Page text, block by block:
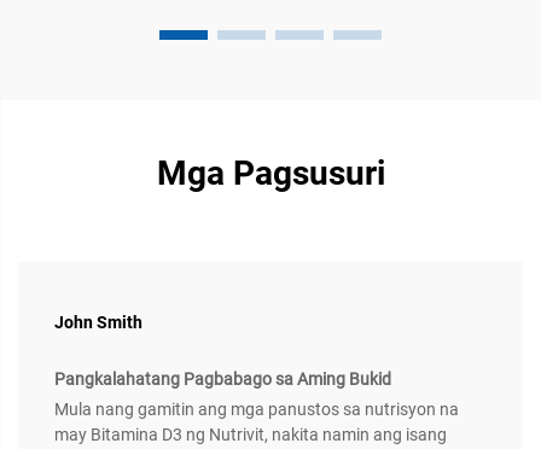
Mga Pagsusuri
John Smith
Pangkalahatang Pagbabago sa Aming Bukid
Mula nang gamitin ang mga panustos sa nutrisyon na
may Bitamina D3 ng Nutrivit, nakita namin ang isang